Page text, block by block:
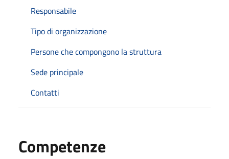
Responsabile
Tipo di organizzazione
Persone che compongono la struttura
Sede principale
Contatti
Competenze